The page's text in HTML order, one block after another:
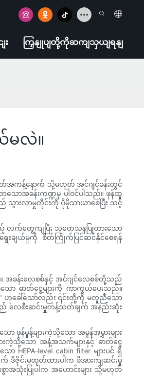
း ကြှနျုပျတို့ကိုဆကျသှယျရနျ
မလဲ။
အကန့်နောက် သို့မဟုတ် အင်ဂျင်ခန်းတွင်
ာအခန်းကဏ္ဍမှ ပါဝင်ပါသည်။ ဖုန်ထူ
သွားလာမှုတိုင်းကို ပိုမိုသာယာစေပြီး သင့်
မည့် လက်တွေ့ကျပြီး သုတေသနပြုထားသော
းချယ်မှုကို စိတ်ကြိုက်ပြင်ဆင်နိုင်စေရန်
အခန်းလေစစ်နှင့် အင်ဂျင်လေစစ်တို့သည်
သော ဓာတ်ငွေ့များကို ကာကွယ်ပေးသည်။
စ်" ဟုခေါ်သော်လည်း ၎င်းတို့ကို မတူညီသော
သည် လေစီးဆင်းမှုကန့်သတ်ချက် အနည်းဆုံး
ာ ဖုန်မှုန့်များကဲ့သို့သော အမှုန်အမွှားများ
ားကဲ့သို့သော အနံ့အသက်များနှင့် ဓာတ်ငွေ့
level cabin filter များပင် ရှိ
ဒီဇိုင်းမထုတ်ထားပါက ဖိအားကျဆင်းမှု
စွာအသုံးပြုပါက အဟောင်းများ သို့မဟုတ်